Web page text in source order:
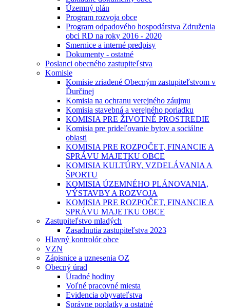
Územný plán
Program rozvoja obce
Program odpadového hospodárstva Združenia
obci RD na roky 2016 - 2020
Smernice a interné predpisy
Dokumenty - ostatné
Poslanci obecného zastupiteľstva
Komisie
Komisie zriadené Obecným zastupiteľstvom v
Ďurčinej
Komisia na ochranu verejného záujmu
Komisia stavebná a verejného poriadku
KOMISIA PRE ŽIVOTNÉ PROSTREDIE
Komisia pre prideľovanie bytov a sociálne
oblasti
KOMISIA PRE ROZPOČET, FINANCIE A
SPRÁVU MAJETKU OBCE
KOMISIA KULTÚRY, VZDELÁVANIA A
ŠPORTU
KOMISIA ÚZEMNÉHO PLÁNOVANIA,
VÝSTAVBY A ROZVOJA
KOMISIA PRE ROZPOČET, FINANCIE A
SPRÁVU MAJETKU OBCE
Zastupiteľstvo mladých
Zasadnutia zastupiteľstva 2023
Hlavný kontrolór obce
VZN
Zápisnice a uznesenia OZ
Obecný úrad
Úradné hodiny
Voľné pracovné miesta
Evidencia obyvateľstva
Správne poplatky a ostatné